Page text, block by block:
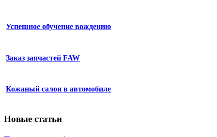
Успешное обучение вождению
Заказ запчастей FAW
Кожаный салон в автомобиле
Новые статьи